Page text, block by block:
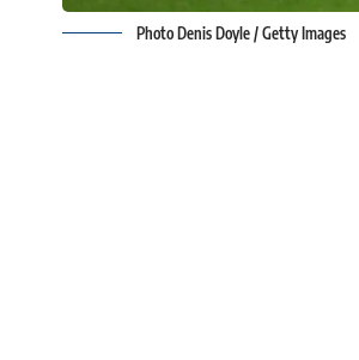
Photo Denis Doyle / Getty Images